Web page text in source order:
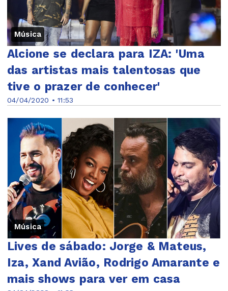
Música
04/04/2020 • 11:53
Alcione se declara para IZA: 'Uma
das artistas mais talentosas que
tive o prazer de conhecer'
Música
Lives de sábado: Jorge & Mateus,
Iza, Xand Avião, Rodrigo Amarante e
mais shows para ver em casa